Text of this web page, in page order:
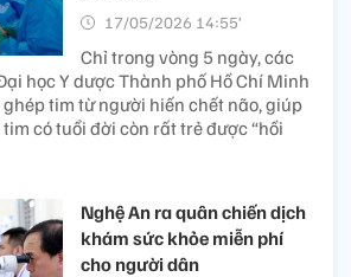
17/05/2026 14:55’
Chỉ trong vòng 5 ngày, các
học Y dược Thành phố Hồ Chí Minh
tim từ người hiến chết não, giúp
có tuổi đời còn rất trẻ được “hồi
Nghệ An ra quân chiến dịch
khám sức khỏe miễn phí
cho người dân